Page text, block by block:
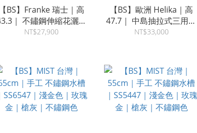
【BS】Franke 瑞士｜高
｜ 不鏽鋼伸縮花灑龍
頭｜淺金、玫瑰金、鈦灰
NT$27,900
【BS】歐洲 Helika｜高
47.7｜ 中島抽拉式三用淨
水龍頭｜SOIFOS 7763｜
NT$33,000